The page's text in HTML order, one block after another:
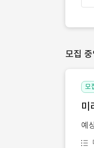
모집
모
미
예